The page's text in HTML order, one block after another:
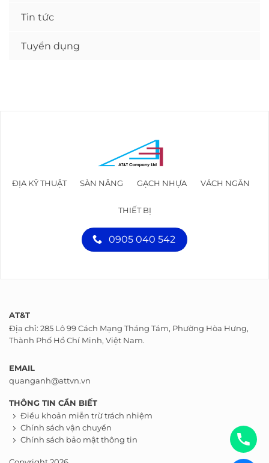
Tin tức
Tuyển dụng
ĐỊA KỸ THUẬT SÀN NÂNG GẠCH NHỰA VÁCH NGĂN
THIẾT BỊ
0905 040 542
AT&T
Địa chỉ: 285 Lô 99 Cách Mạng Tháng Tám, Phường Hòa Hưng,
Thành Phố Hồ Chí Minh, Việt Nam.
EMAIL
quanganh@attvn.vn
THÔNG TIN CẦN BIẾT
Điều khoản miễn trừ trách nhiệm
Chính sách vận chuyển
Chính sách bảo mật thông tin